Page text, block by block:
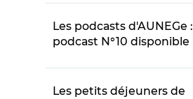
Les podcasts d'AUNEGe :
podcast N°10 disponible
Les petits déjeuners de